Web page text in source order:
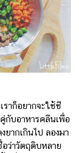
าก็อยากจะใช้ชี
กับอาหารคลีนเพื่อ
ากเกินไป ลองมา
ว่าวัตถุดิบหลาย